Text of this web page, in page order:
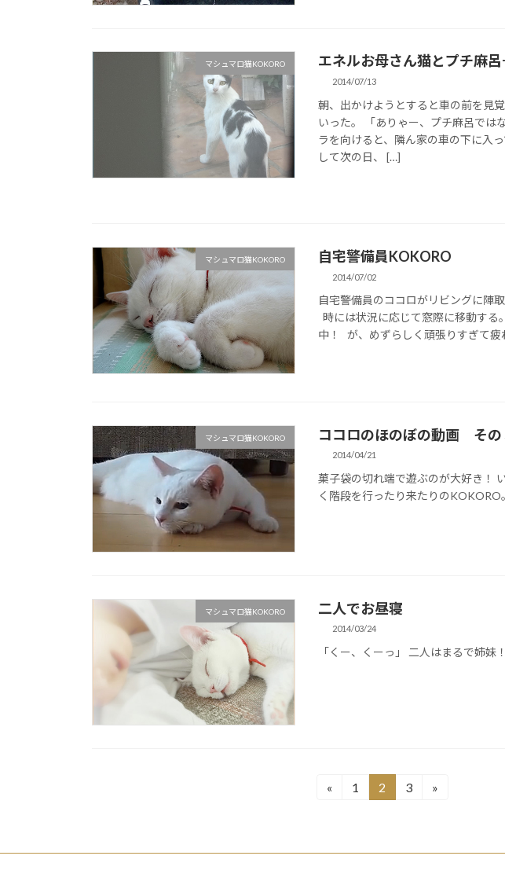
マシュマロ猫KOKORO エネルお母さん猫とプチ麻呂
2014/07/13
朝、出かけようとすると車の前を見
いった。 「ありゃー、プチ麻呂では
ラを向けると、隣ん家の車の下に入
して次の日、 […]
マシュマロ猫KOKORO 自宅警備員KOKORO
2014/07/02
自宅警備員のココロがリビングに陣
時には状況に応じて窓際に移動する
中！ が、めずらしく頑張りすぎて疲
マシュマロ猫KOKORO ココロのほのぼの動画 その
2014/04/21
菓子袋の切れ端で遊ぶのが大好き！
く階段を行ったり来たりのKOKORO。
マシュマロ猫KOKORO 二人でお昼寝
2014/03/24
「くー、くーっ」 二人はまるで姉妹
の
«
固
1
固
2
固
3 »